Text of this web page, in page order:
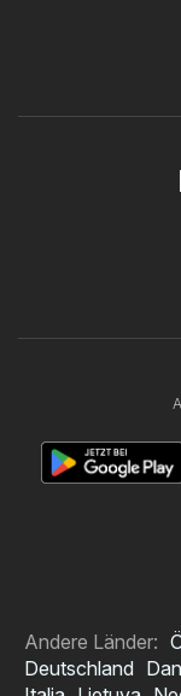
Andere Länder:
Deutschland